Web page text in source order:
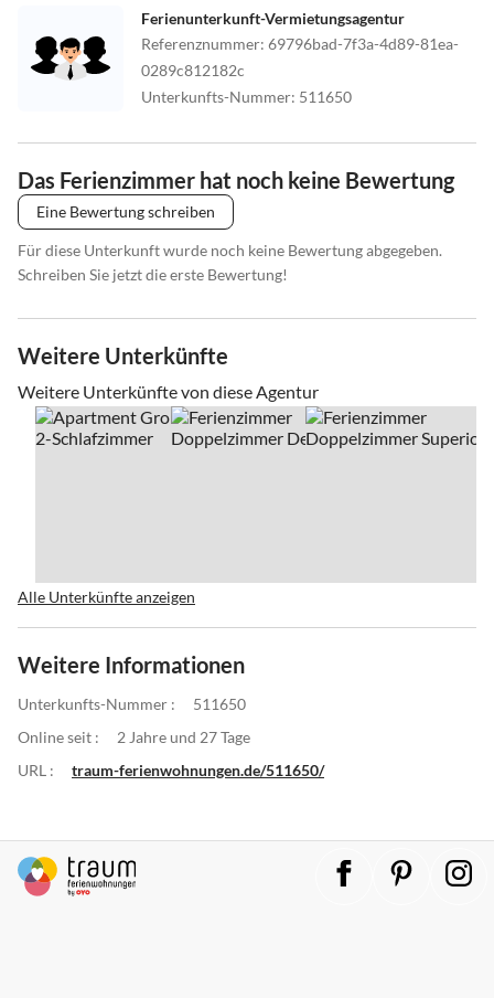
Ferienunterkunft-Vermietungsagentur
Referenznummer: 69796bad-7f3a-4d89-81ea-
0289c812182c
Unterkunfts-Nummer: 511650
Das Ferienzimmer hat noch keine Bewertung
Eine Bewertung schreiben
Für diese Unterkunft wurde noch keine Bewertung abgegeben.
Schreiben Sie jetzt die erste Bewertung!
Weitere Unterkünfte
Weitere Unterkünfte von diese Agentur
Alle Unterkünfte anzeigen
Weitere Informationen
Unterkunfts-Nummer :
511650
Online seit :
2 Jahre und 27 Tage
URL :
traum-ferienwohnungen.de/511650/